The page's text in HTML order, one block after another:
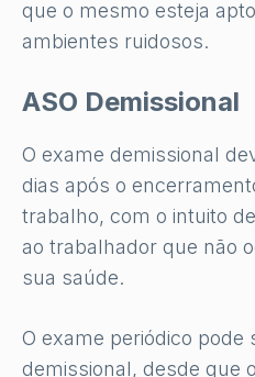
que o mesmo esteja
ambientes ruidosos.
ASO Demissional
O exame demissional
dias após o
trabalho, com o intuito
ao trabalhador que não
sua saúde.
O exame periódico pode
demissional, desde que